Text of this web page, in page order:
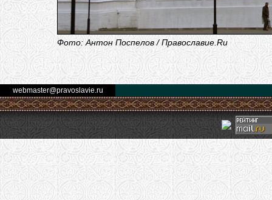
Фото: Антон Поспелов / Православие.Ru
webmaster@pravoslavie.ru